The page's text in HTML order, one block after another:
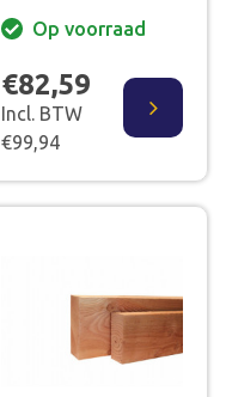
GEDROOGD 70%
PEFCOp voorraad
€82,59
Incl. BTW
€99,94